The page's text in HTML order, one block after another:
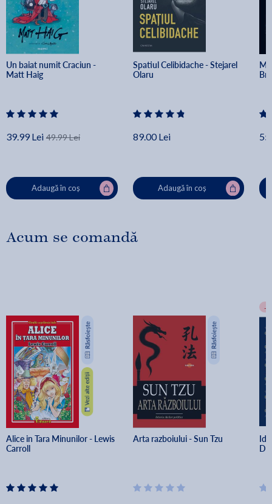
Un baiat numit Craciun -
Matt Haig
39.99 Lei 49.99 Lei
Adaugă în coș
Spatiul Celibidache - Stejarel
Olaru
89.00 Lei
Adaugă în coș
Acum se comandă
Alice in Tara Minunilor - Lewis
Carroll
Arta razboiului - Sun Tzu
-